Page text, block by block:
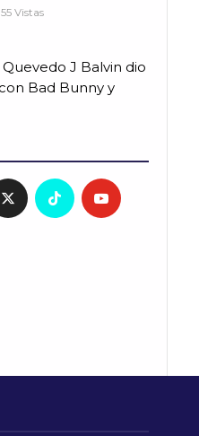
Vistas
J Balvin dio
Bad Bunny y